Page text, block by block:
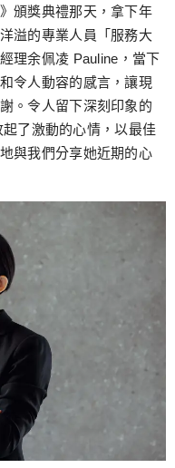
頒獎典禮那天，拿下年
溢的專業人員「服務大
理余佩凌 Pauline，當下
令人動容的感言，讓現
。令人留下深刻印象的
了激動的心情，以最佳
與我們分享她近期的心